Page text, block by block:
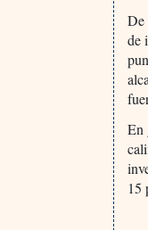
De
de
En
15